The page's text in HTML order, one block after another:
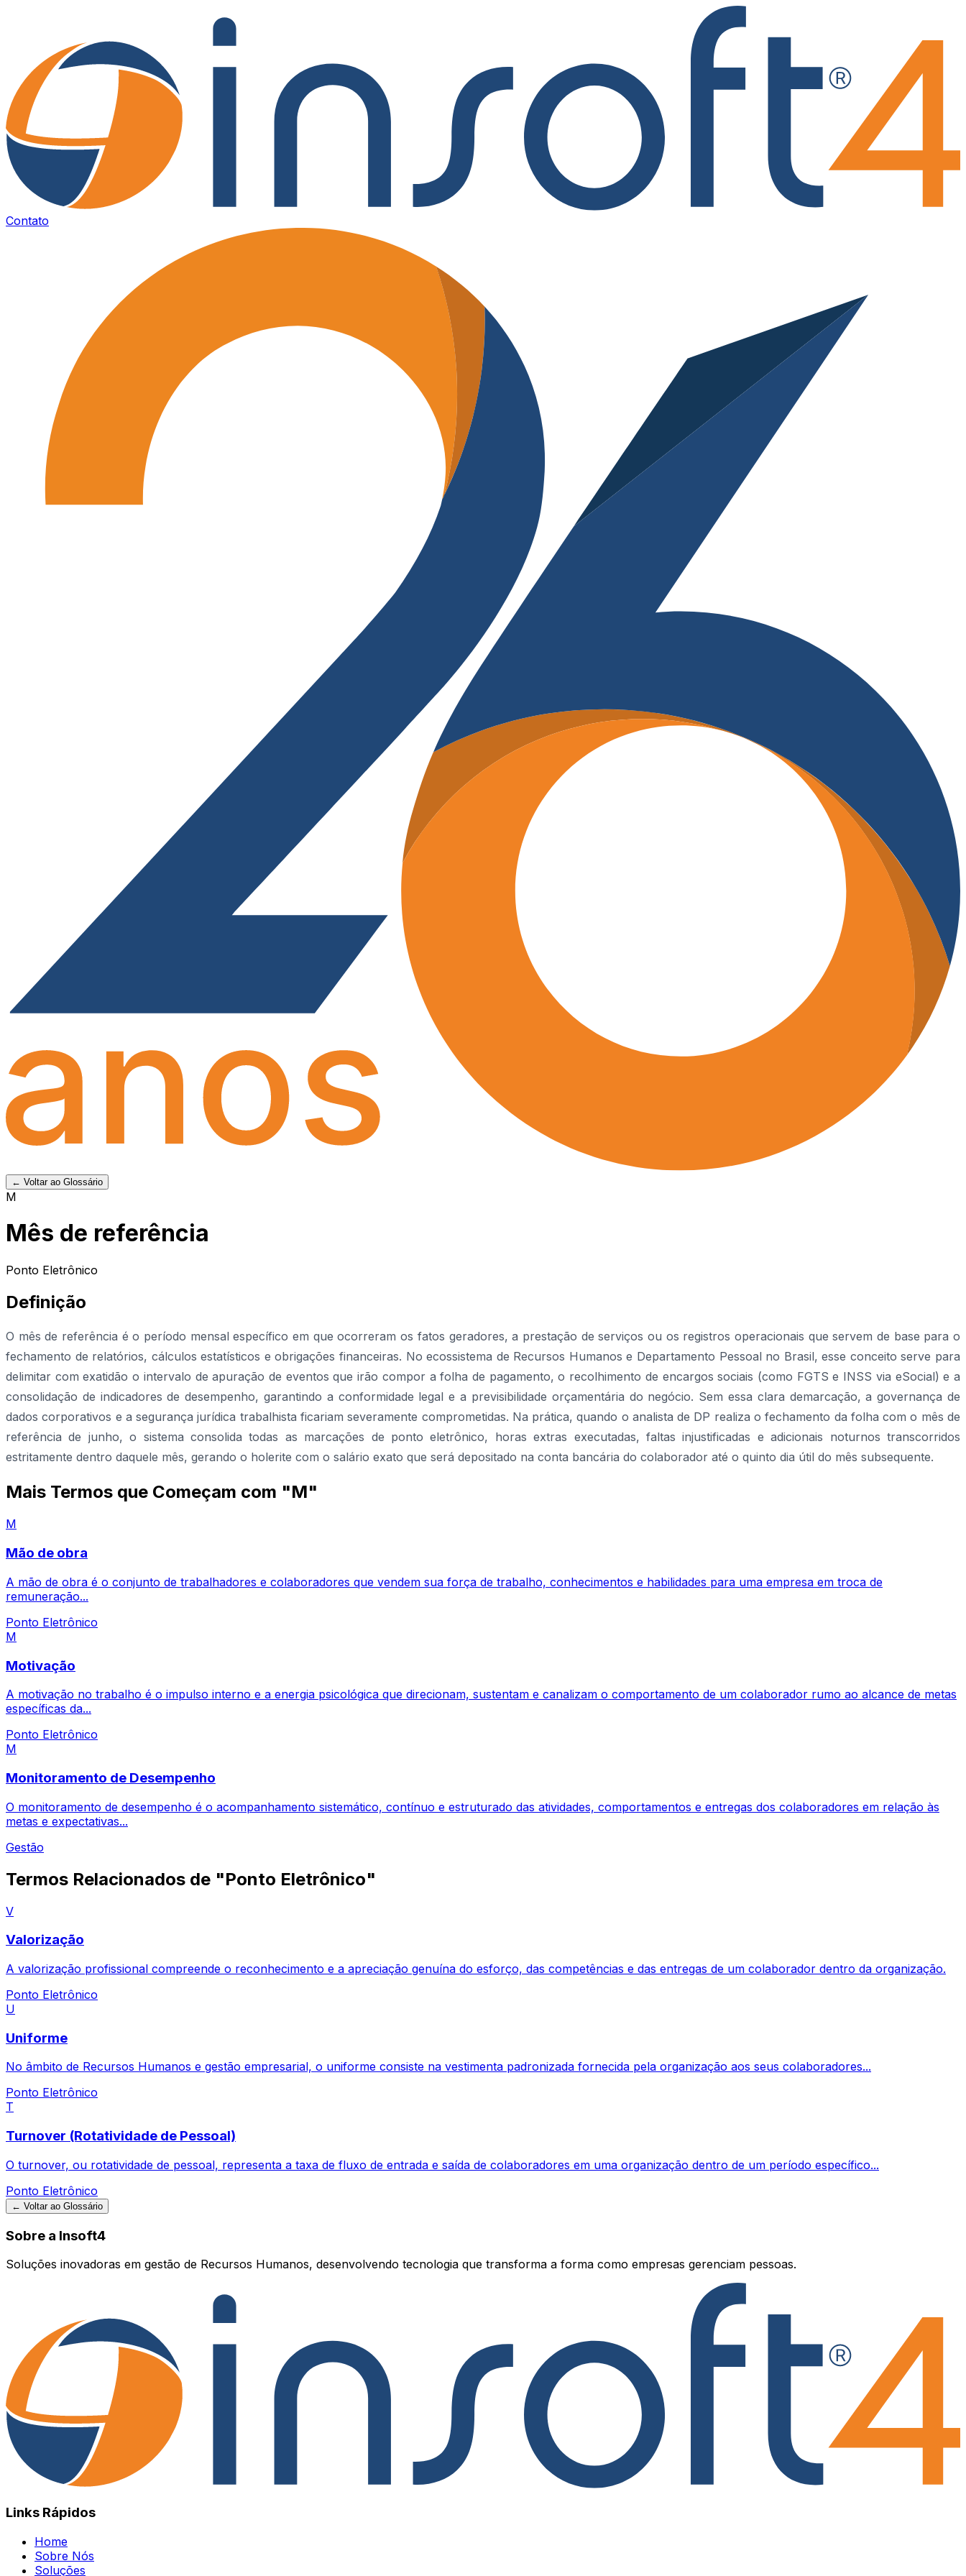
Contato
← Voltar ao Glossário
M
Mês de referência
Ponto Eletrônico
Definição
O mês de referência é o período mensal específico em que ocorreram os fatos geradores, a prestação de serviços ou os registros operacionais que servem de base para o
fechamento de relatórios, cálculos estatísticos e obrigações financeiras. No ecossistema de Recursos Humanos e Departamento Pessoal no Brasil, esse conceito serve para
delimitar com exatidão o intervalo de apuração de eventos que irão compor a folha de pagamento, o recolhimento de encargos sociais (como FGTS e INSS via eSocial) e a
consolidação de indicadores de desempenho, garantindo a conformidade legal e a previsibilidade orçamentária do negócio. Sem essa clara demarcação, a governança de
dados corporativos e a segurança jurídica trabalhista ficariam severamente comprometidas. Na prática, quando o analista de DP realiza o fechamento da folha com o mês de
referência de junho, o sistema consolida todas as marcações de ponto eletrônico, horas extras executadas, faltas injustificadas e adicionais noturnos transcorridos
estritamente dentro daquele mês, gerando o holerite com o salário exato que será depositado na conta bancária do colaborador até o quinto dia útil do mês subsequente.
Mais Termos que Começam com "M"
M
Mão de obra
A mão de obra é o conjunto de trabalhadores e colaboradores que vendem sua força de trabalho, conhecimentos e habilidades para uma empresa em troca de
remuneração...
Ponto Eletrônico
M
Motivação
A motivação no trabalho é o impulso interno e a energia psicológica que direcionam, sustentam e canalizam o comportamento de um colaborador rumo ao alcance de metas
específicas da...
Ponto Eletrônico
M
Monitoramento de Desempenho
O monitoramento de desempenho é o acompanhamento sistemático, contínuo e estruturado das atividades, comportamentos e entregas dos colaboradores em relação às
metas e expectativas...
Gestão
Termos Relacionados de "Ponto Eletrônico"
V
Valorização
A valorização profissional compreende o reconhecimento e a apreciação genuína do esforço, das competências e das entregas de um colaborador dentro da organização.
Ponto Eletrônico
U
Uniforme
No âmbito de Recursos Humanos e gestão empresarial, o uniforme consiste na vestimenta padronizada fornecida pela organização aos seus colaboradores...
Ponto Eletrônico
T
Turnover (Rotatividade de Pessoal)
O turnover, ou rotatividade de pessoal, representa a taxa de fluxo de entrada e saída de colaboradores em uma organização dentro de um período específico...
Ponto Eletrônico
← Voltar ao Glossário
Sobre a Insoft4
Soluções inovadoras em gestão de Recursos Humanos, desenvolvendo tecnologia que transforma a forma como empresas gerenciam pessoas.
Links Rápidos
Home
Sobre Nós
Soluções